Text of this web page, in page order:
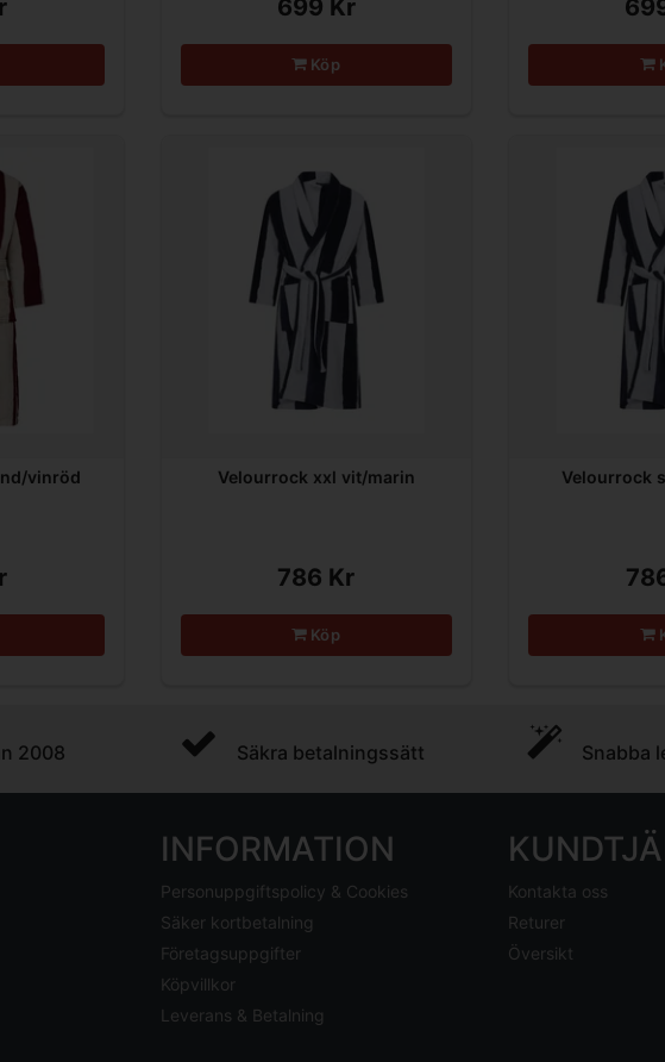
699 Kr
Köp
vinröd Velourrock xxl vit/marin
786 Kr
Köp
Velourrock
2008 Säkra betalningssätt Snabba
INFORMATION
Personuppgiftspolicy & Cookies
Säker kortbetalning
Företagsuppgifter
Köpvillkor
Leverans & Betalning
Kontakta oss
Returer
Översikt